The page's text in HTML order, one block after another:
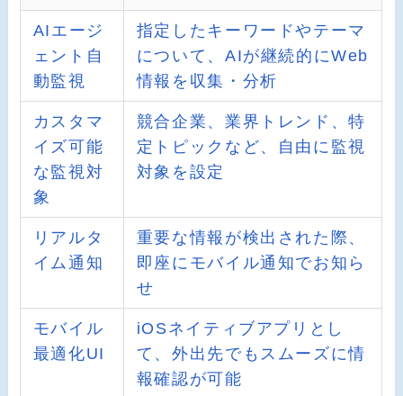
AIエージ
ェント自
動監視
指定したキーワードやテーマ
について、AIが継続的にWeb
情報を収集・分析
カスタマ
イズ可能
な監視対
象
競合企業、業界トレンド、特
定トピックなど、自由に監視
対象を設定
リアルタ
イム通知
重要な情報が検出された際、
即座にモバイル通知でお知ら
せ
モバイル
最適化UI
iOSネイティブアプリとし
て、外出先でもスムーズに情
報確認が可能